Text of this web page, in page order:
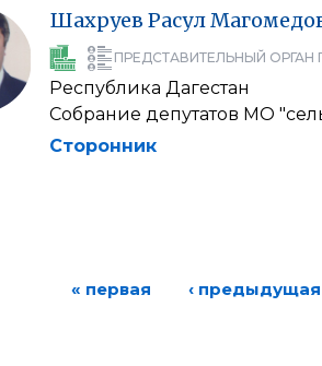
Шахруев Расул
ПРЕДСТАВИТЕЛЬНЫЙ ОРГАН
Республика Дагестан
Собрание депутатов МО
Сторонник
« первая ‹ предыдущая